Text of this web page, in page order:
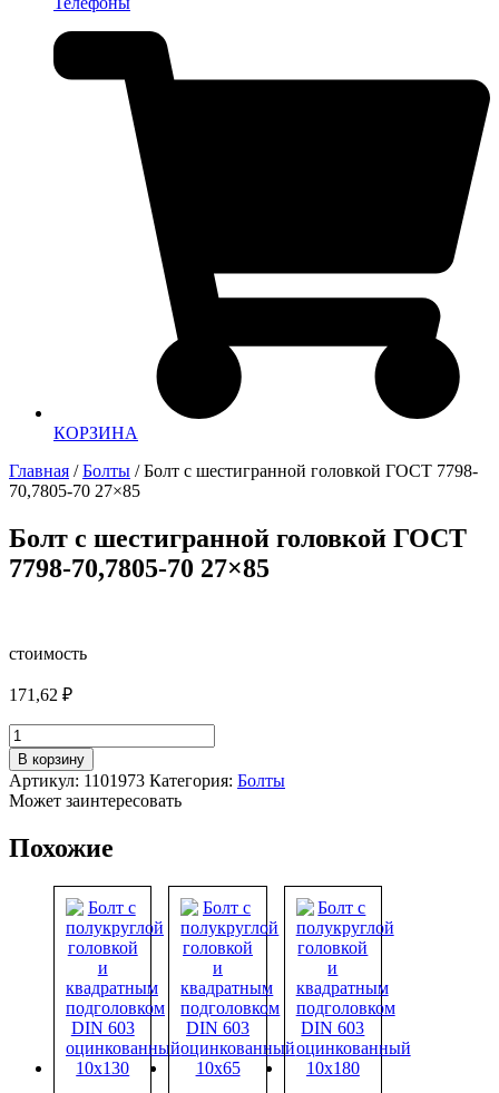
КОРЗИНА
Главная /Болты / Болт с шестигранной головкой ГОСТ 7798-
70,7805-70 27×85
Болт с шестигранной головкой ГОСТ
7798-70,7805-70 27×85
стоимость
171,62 ₽
Количество
товара
Болт
с
шестигранной
ГОСТ
70,7805-
В корзину
Артикул: 1101973 Категория: Болты
Может заинтересовать
Похожие